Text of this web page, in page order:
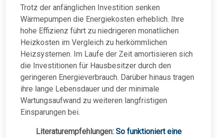
Trotz der anfänglichen Investition senken
Wärmepumpen die Energiekosten erheblich. Ihre
hohe Effizienz führt zu niedrigeren monatlichen
Heizkosten im Vergleich zu herkömmlichen
Heizsystemen. Im Laufe der Zeit amortisieren sich
die Investitionen für Hausbesitzer durch den
geringeren Energieverbrauch. Darüber hinaus tragen
ihre lange Lebensdauer und der minimale
Wartungsaufwand zu weiteren langfristigen
Einsparungen bei.
Literaturempfehlungen: So funktioniert eine